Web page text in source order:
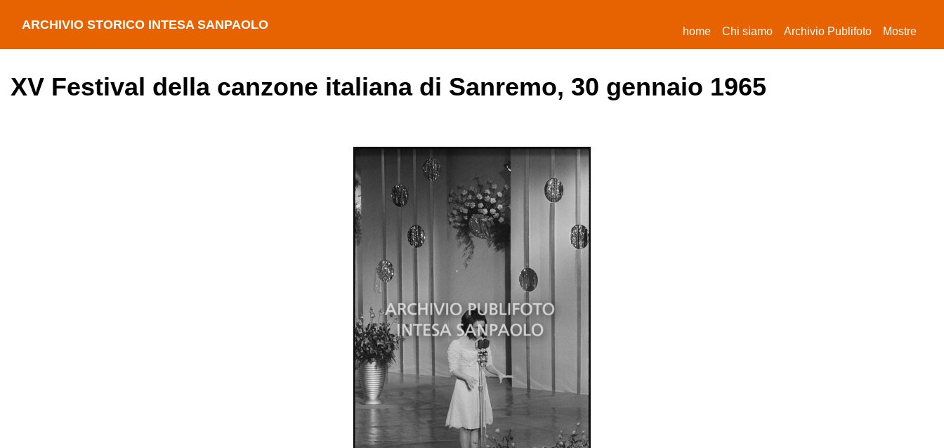
ARCHIVIO STORICO INTESA SANPAOLO home(current)
Chi siamo Archivio Publifoto Mostre
XV Festival della canzone italiana di Sanremo, 30 gennaio 1965